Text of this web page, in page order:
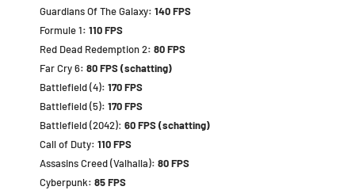
Guardians Of The Galaxy: 140 FPS
Formule 1: 110 FPS
Red Dead Redemption 2: 80 FPS
Far Cry 6: 80 FPS (schatting)
Battlefield (4): 170 FPS
Battlefield (5): 170 FPS
Battlefield (2042): 60 FPS (schatting)
Call of Duty: 110 FPS
Assasins Creed (Valhalla): 80 FPS
Cyberpunk: 85 FPS